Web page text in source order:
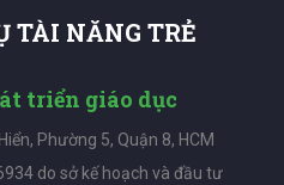
TÀI NĂNG TRẺ
triển giáo dục
Phường 5, Quận 8, HCM
do sở kế hoạch và đầu tư